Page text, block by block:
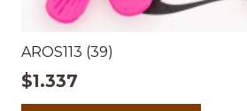
AROS113 (39)
$1.337